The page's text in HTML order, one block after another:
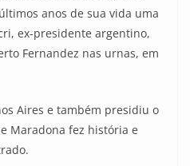
anos de sua vida uma
ex-presidente argentino,
Fernandez nas urnas, em
Aires e também presidiu o
Maradona fez história e